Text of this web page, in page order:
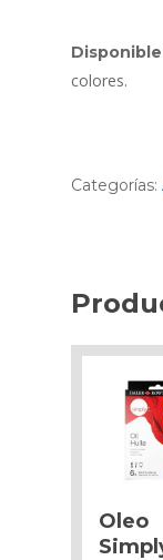
colores.
Categorías:
Oleo